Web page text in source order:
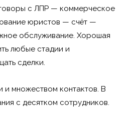
с ЛПР — коммерческое
юристов — счёт —
обслуживание. Хорошая
любые стадии и
сделки.
и множеством контактов. В
с десятком сотрудников.